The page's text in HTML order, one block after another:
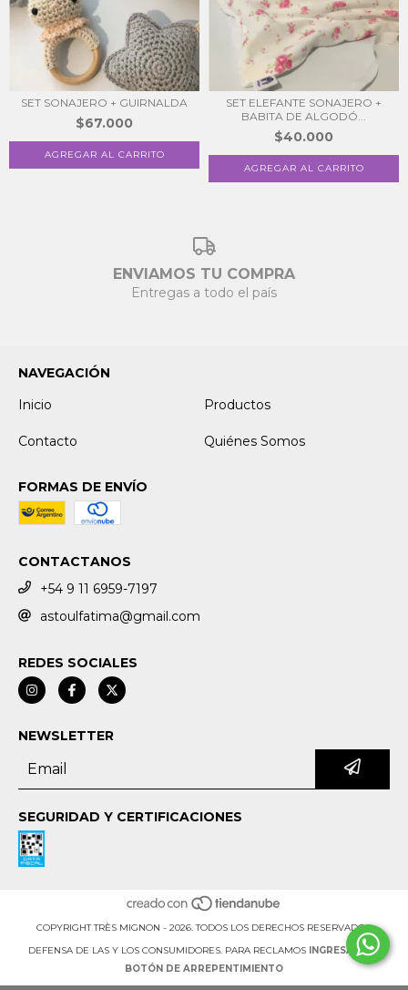
SET SONAJERO + GUIRNALDA
$67.000
SET ELEFANTE SONAJERO +
BABITA DE ALGODÓ...
$40.000
ENVIAMOS TU COMPRA
Entregas a todo el país
NAVEGACIÓN
Inicio
Productos
Contacto Quiénes Somos
FORMAS DE ENVÍO
CONTACTANOS
+54 9 11 6959-7197
astoulfatima@gmail.com
REDES SOCIALES
NEWSLETTER
SEGURIDAD Y CERTIFICACIONES
COPYRIGHT TRÈS MIGNON - 2026. TODOS LOS DERECHOS RESERVADOS.
DEFENSA DE LAS Y LOS CONSUMIDORES. PARA RECLAMOS INGRESÁ ACÁ.
BOTÓN DE ARREPENTIMIENTO